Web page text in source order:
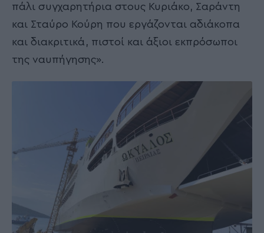
πάλι συγχαρητήρια στους Κυριάκο, Σαράντη
και Σταύρο Κούρη που εργάζονται αδιάκοπα
και διακριτικά, πιστοί και άξιοι εκπρόσωποι
της ναυπήγησης».